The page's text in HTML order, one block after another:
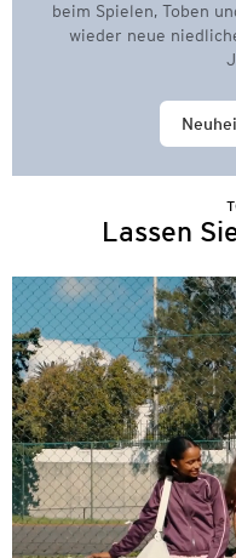
beim Spielen, Toben
wieder neue
Lassen